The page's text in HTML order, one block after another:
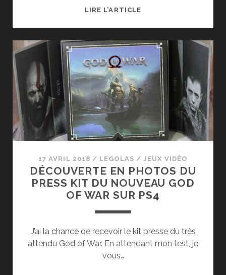
LIRE L’ARTICLETEST
OF
WAR
(PS4)
17 AVRIL 2018 / LEGOLAS /JEUX VIDÉO
DÉCOUVERTE EN PHOTOS DU
PRESS KIT DU NOUVEAU GOD
OF WAR SUR PS4
J’ai la chance de recevoir le kit presse du très
attendu God of War. En attendant mon test, je
vous…